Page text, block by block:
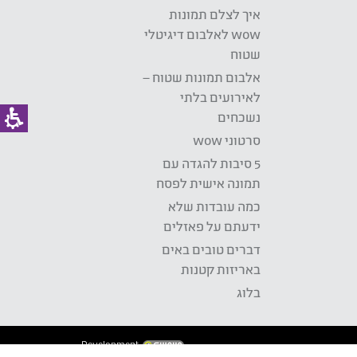
איך לצלם תמונות
wow לאלבום דיגיטלי
שטוח
אלבום תמונות שטוח –
לאירועים בלתי
נשכחים
סרטוני wow
5 סיבות להגדה עם
תמונה אישית לפסח
כמה עובדות שלא
ידעתם על פאזלים
דברים טובים באים
באריזות קטנות
בלוג
Development: